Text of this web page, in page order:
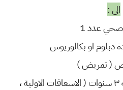
الى :
عدد 1
او بكالوريوس
( تمريض )
يمتلك خبرة في مجال عمله ٣ سنوات ( الاسعافات الاولية ،